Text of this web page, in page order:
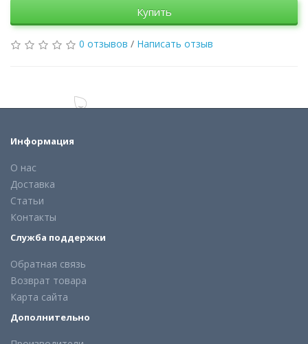
Купить
0 отзывов / Написать отзыв
Информация
О нас
Доставка
Статьи
Контакты
Служба поддержки
Обратная связь
Возврат товара
Карта сайта
Дополнительно